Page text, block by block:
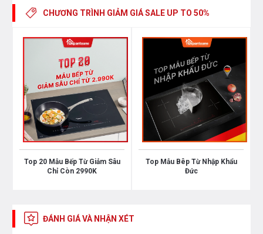
CHƯƠNG TRÌNH GIẢM GIÁSALE UP TO 50%
Top 20 Mẫu Bếp Từ Giảm Sâu
Chỉ Còn 2990K
Top Mẫu Bêp Từ Nhập Khẩu
Đức
ĐÁNH GIÁ VÀ NHẬN XÉT